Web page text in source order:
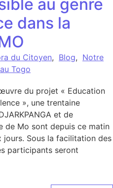
au genre
dans la
du Citoyen, Blog, Notre
Togo
du projet « Education
», une trentaine
et de
de Mo sont depuis ce matin
Sous la facilitation des
participants seront